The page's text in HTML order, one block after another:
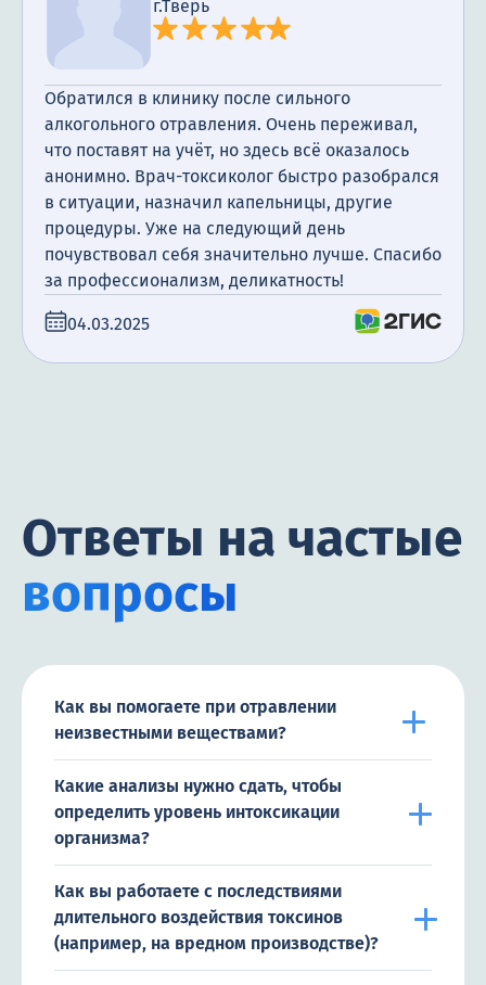
г.Тверь
Обратился в клинику после сильного
алкогольного отравления. Очень переживал,
что поставят на учёт, но здесь всё оказалось
анонимно. Врач-токсиколог быстро разобрался
в ситуации, назначил капельницы, другие
процедуры. Уже на следующий день
почувствовал себя значительно лучше. Спасибо
за профессионализм, деликатность!
04.03.2025
Ответы на частые
вопросы
Как вы помогаете при отравлении
неизвестными веществами?
Какие анализы нужно сдать, чтобы
определить уровень интоксикации
организма?
Как вы работаете с последствиями
длительного воздействия токсинов
(например, на вредном производстве)?